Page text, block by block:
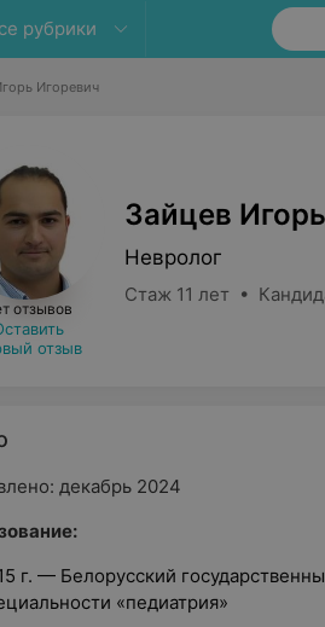
рубрики
Игоревич
отзывов
отзыв
Зайцев
Невролог
Стаж 11 лет •
декабрь 2024
г. — Белорусский
«педиатрия»